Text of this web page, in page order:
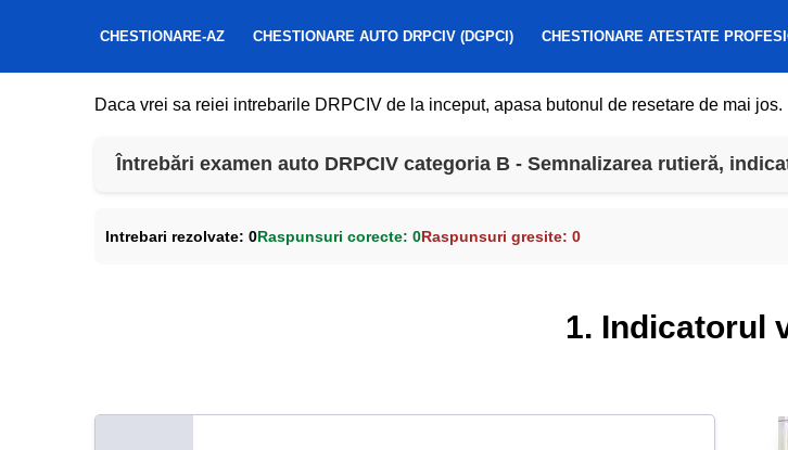
CHESTIONARE-AZ CHESTIONARE AUTO DRPCIV (DGPCI) CHESTIONARE ATESTATE
Daca vrei sa reiei intrebarile DRPCIV de la inceput, apasa butonul de resetare de mai jos.
Întrebări examen auto DRPCIV categoria B - Semnalizarea rutieră,
Intrebari rezolvate: 0Raspunsuri corecte: 0Raspunsuri gresite: 0
1. Indicatorul